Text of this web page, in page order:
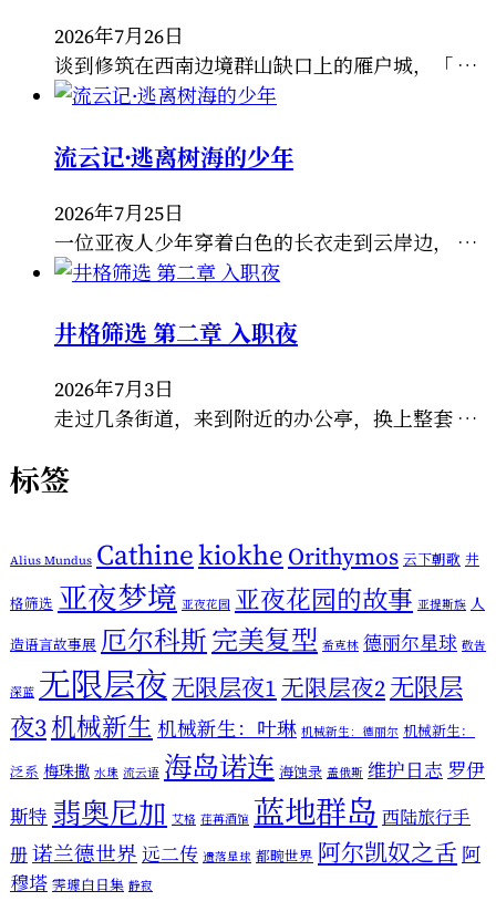
2026年7月26日
谈到修筑在西南边境群山缺口上的雁户城，「 …
流云记·逃离树海的少年
2026年7月25日
一位亚夜人少年穿着白色的长衣走到云岸边， …
井格筛选 第二章 入职夜
2026年7月3日
走过几条街道，来到附近的办公亭，换上整套 …
标签
Alius Mundus Cathinekiokhe Orithymos 云下朝歌 井
格筛选 亚夜梦境 亚夜花园 亚夜花园的故事 亚提斯族 人
造语言故事展 厄尔科斯完美复型 希克林 德丽尔星球 敬告
深蓝 无限层夜无限层夜1 无限层夜2无限层
夜3机械新生 机械新生：叶琳 机械新生：德丽尔 机械新生：
泛系 梅珠撒 水珠 流云语 海岛诺连 海蚀录 盖俄斯 维护日志 罗伊
斯特 翡奥尼加 艾格 荏苒酒馆 蓝地群岛 西陆旅行手
册诺兰德世界 远二传 遗落星球 都畹世界 阿尔凯奴之舌 阿
穆塔 霁璩白日集 静寂